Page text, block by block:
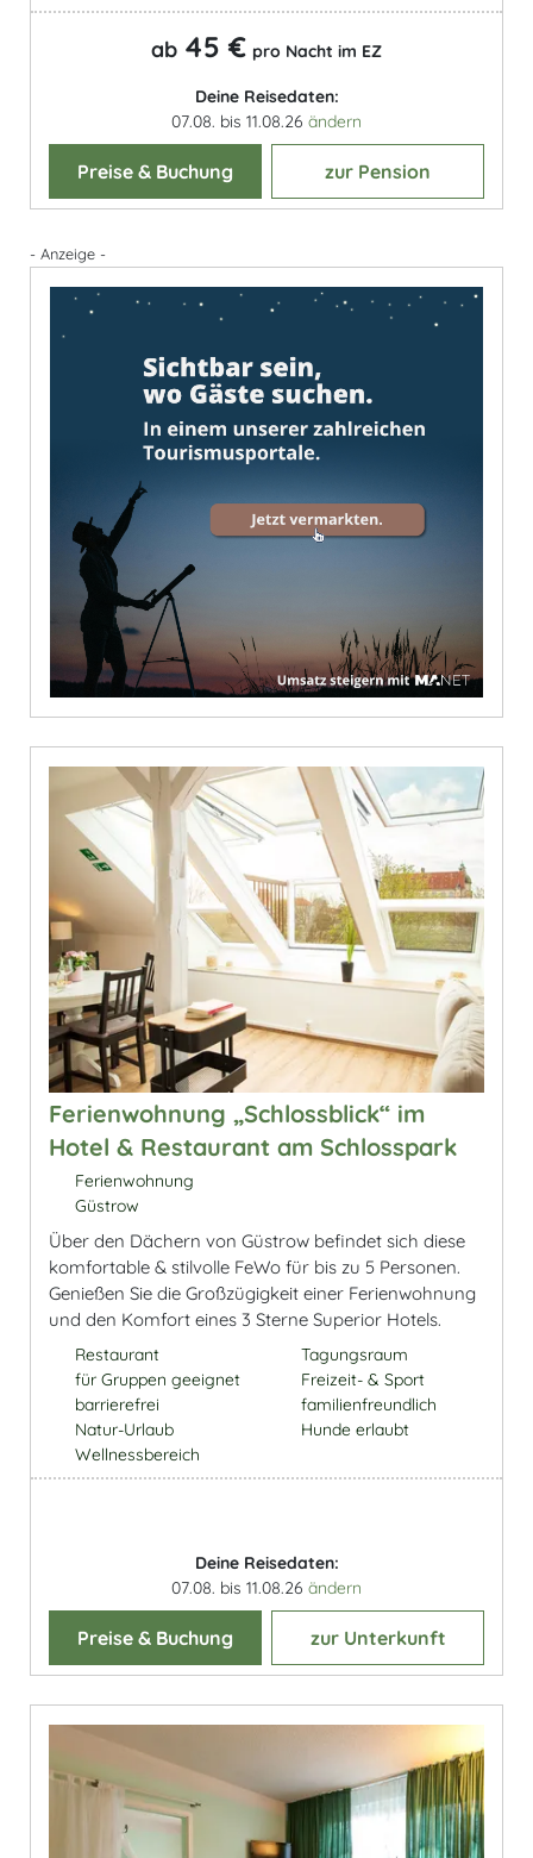
ab 45 € pro Nacht im EZ
Deine Reisedaten:
07.08. bis 11.08.26 ändern
Preise & Buchung zur Pension
- Anzeige -
Ferienwohnung „Schlossblick“ im
Hotel & Restaurant am Schlosspark
Ferienwohnung
Güstrow
Über den Dächern von Güstrow befindet sich diese
komfortable & stilvolle FeWo für bis zu 5 Personen.
Genießen Sie die Großzügigkeit einer Ferienwohnung
und den Komfort eines 3 Sterne Superior Hotels.
Restaurant
für Gruppen geeignet
barrierefrei
Natur-Urlaub
Wellnessbereich
Tagungsraum
Freizeit- & Sport
familienfreundlich
Hunde erlaubt
Deine Reisedaten:
07.08. bis 11.08.26 ändern
Preise & Buchung zur Unterkunft